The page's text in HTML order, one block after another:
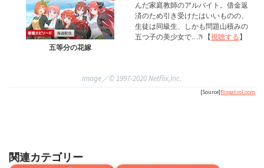
五等分の花嫁
んだ家庭教師のアルバイト。借金返
済のため引き受けたはいいものの、
生徒は同級生、しかも問題山積みの
五つ子の美少女で…?! 【視聴する】
Image／©︎ 1997-2020 Netflix,Inc.
[Source]flixpatrol.com
関連カテゴリー